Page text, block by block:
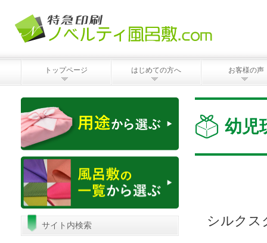
トップページ はじめての方へ お客様の声
幼児
シルクス
サイト内検索